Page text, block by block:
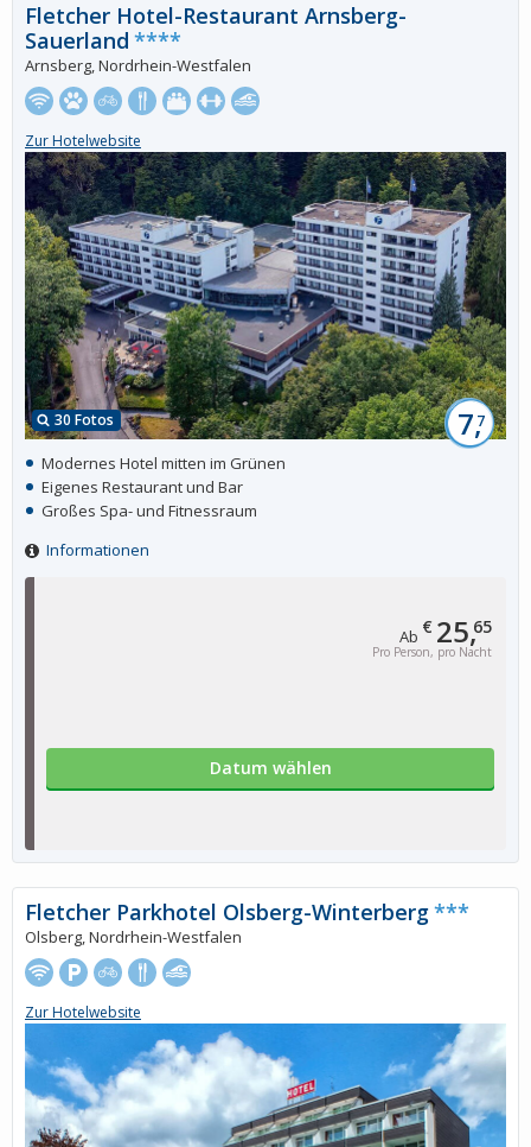
Ab € 25,65
Pro Person, pro Nacht
Datum wählen
30 Fotos 7,7
Fletcher Hotel-Restaurant Arnsberg-
Sauerland ****
Arnsberg, Nordrhein-Westfalen
Zur Hotelwebsite
Modernes Hotel mitten im Grünen
Eigenes Restaurant und Bar
Großes Spa- und Fitnessraum
Informationen
Fletcher Parkhotel Olsberg-Winterberg***
Olsberg, Nordrhein-Westfalen
Zur Hotelwebsite